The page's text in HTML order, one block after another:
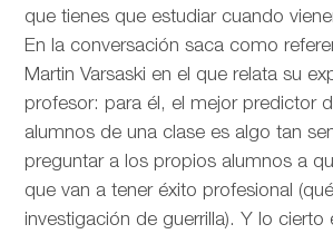
que tienes que estudiar cuando
En la conversación saca como
Martin Varsaski en el que relata su
profesor: para él, el mejor predictor
alumnos de una clase es algo tan
preguntar a los propios alumnos a
que van a tener éxito profesional
investigación de guerrilla). Y lo cierto